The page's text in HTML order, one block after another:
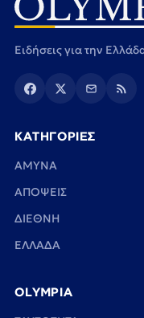
Ειδήσεις για την
ΚΑΤΗΓΟΡΙΕΣ
ΑΜΥΝΑ
ΑΠΟΨΕΙΣ
ΔΙΕΘΝΗ
ΕΛΛΑΔΑ
OLYMPIA